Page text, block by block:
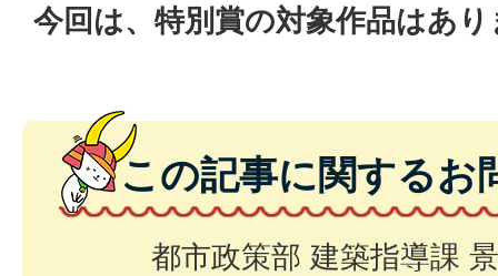
今回は、特別賞の対象作品はあ
この記事に関するお
都市政策部 建築指導課